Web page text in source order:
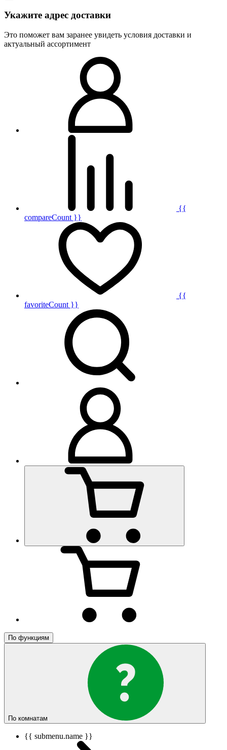
Укажите адрес доставки
Это поможет вам заранее увидеть условия доставки и
актуальный ассортимент
{{
compareCount }}
{{
favoriteCount }}
По функциям
По комнатам
{{ submenu.name }}